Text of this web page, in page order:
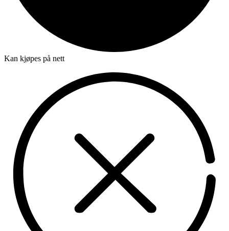
Kan kjøpes på nett